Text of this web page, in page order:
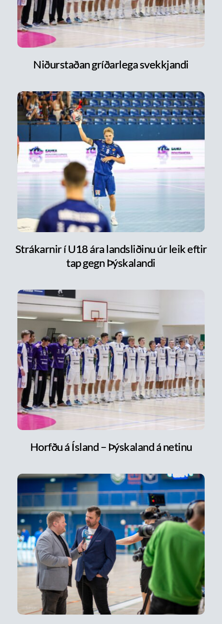
Niðurstaðan gríðarlega svekkjandi
Strákarnir í U18 ára landsliðinu úr leik eftir
tap gegn Þýskalandi
Horfðu á Ísland – Þýskaland á netinu